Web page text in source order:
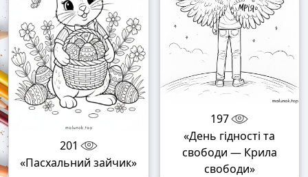
201
«Пасхальний зайчик»
197
«День гідності та
свободи — Крила
свободи»